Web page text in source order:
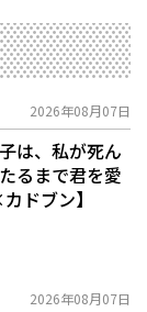
2026年08月07日
は、私が死ん
るまで君を愛
ドブン】
2026年08月07日